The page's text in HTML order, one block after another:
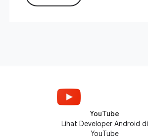
YouTube
Lihat Developer Android di
YouTube